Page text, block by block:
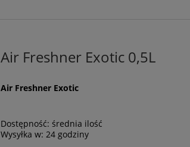
Air Freshner Exotic 0,5L
Air Freshner Exotic
Dostępność: średnia ilość
Wysyłka w: 24 godziny